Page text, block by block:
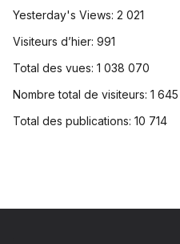
Yesterday's Views: 2 021
Visiteurs d’hier: 991
Total des vues: 1 038 070
Nombre total de visiteurs: 1
Total des publications: 10 714